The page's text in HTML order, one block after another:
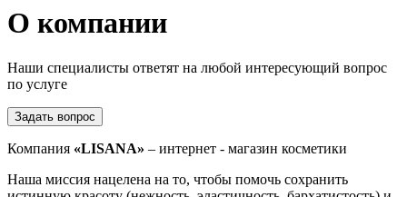
О компании
Наши специалисты ответят на любой интересующий вопрос
по услуге
Задать вопрос
Компания «LISANA» – интернет - магазин косметики
Наша миссия нацелена на то, чтобы помочь сохранить